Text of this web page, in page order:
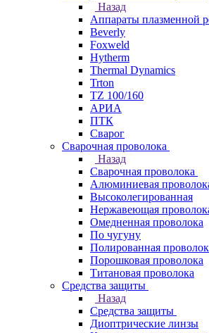
Назад
Аппараты плазменной
Beverly
Foxweld
Hytherm
Thermal Dynamics
Trton
TZ 100/160
АРИА
ПТК
Сварог
Сварочная проволока
Назад
Сварочная проволока
Алюминиевая
Высоколегированная
Нержавеющая
Омедненная проволока
По чугуну
Полированная
Порошковая проволока
Титановая проволока
Средства защиты
Назад
Средства защиты
Диоптрические линзы